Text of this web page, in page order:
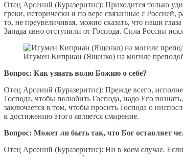
Отец Арсений (Буразеритис): Приходится только
греки, исторически и по вере связанные с
то, не преувеличивая, можно сказать, что наши
Запада явно отступили от Господа. Сила России
Игумен Киприан (Ященко) на могиле
Вопрос: Как узнать волю Божию о себе?
Отец Арсений (Буразеритис): Прежде всего,
Господа, чтобы полюбить Господа, надо Его
заключается в том, чтобы просить Господа о
к достижению этого является смирение.
Вопрос: Может ли быть так, что Бог оставляет
Отец Арсений (Буразеритис): Ни в коем случае.